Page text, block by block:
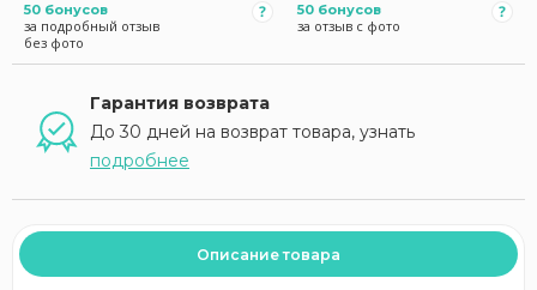
50 бонусов
за подробный отзыв
без фото
50 бонусов
за отзыв с фото
Гарантия возврата
До 30 дней на возврат товара, узнать
подробнее
Описание товара